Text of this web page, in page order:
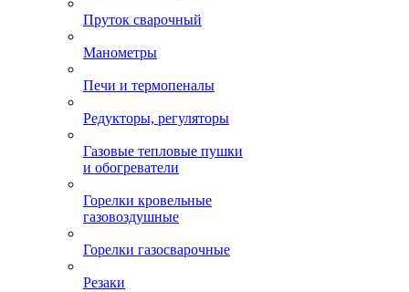
Пруток сварочный
Манометры
Печи и термопеналы
Редукторы, регуляторы
Газовые тепловые пушки
и обогреватели
Горелки кровельные
газовоздушные
Горелки газосварочные
Резаки